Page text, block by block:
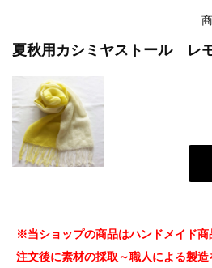
夏秋用カシミヤストール レ
※当ショップの商品はハンドメイド
注文後に素材の採取～職人による製造